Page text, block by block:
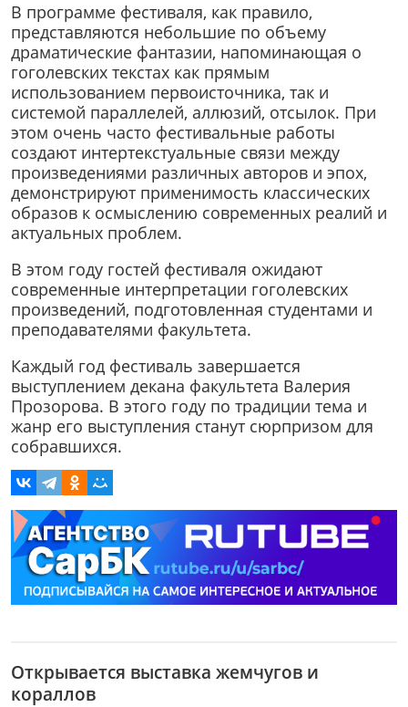
В программе фестиваля, как правило,
представляются небольшие по объему
драматические фантазии, напоминающая о
гоголевских текстах как прямым
использованием первоисточника, так и
системой параллелей, аллюзий, отсылок. При
этом очень часто фестивальные работы
создают интертекстуальные связи между
произведениями различных авторов и эпох,
демонстрируют применимость классических
образов к осмыслению современных реалий и
актуальных проблем.
В этом году гостей фестиваля ожидают
современные интерпретации гоголевских
произведений, подготовленная студентами и
преподавателями факультета.
Каждый год фестиваль завершается
выступлением декана факультета Валерия
Прозорова. В этого году по традиции тема и
жанр его выступления станут сюрпризом для
собравшихся.
Открывается выставка жемчугов и
кораллов